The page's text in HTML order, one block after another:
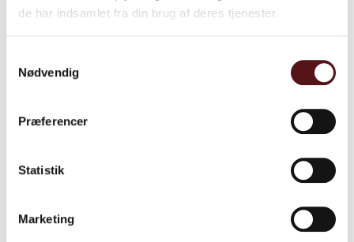
de har indsamlet fra din brug af deres tjenester.
Nødvendig
Præferencer
Statistik
Marketing